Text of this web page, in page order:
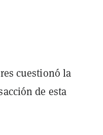
cuestionó la
de esta